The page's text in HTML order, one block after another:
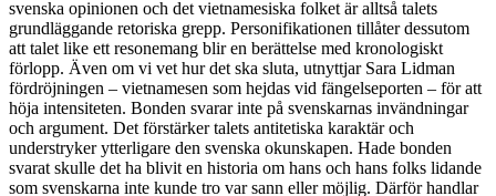
svenska opinionen och det vietnamesiska folket är alltså talets
grundläggande retoriska grepp. Personifikationen tillåter dessutom
att talet like ett resonemang blir en berättelse med kronologiskt
förlopp. Även om vi vet hur det ska sluta, utnyttjar Sara Lidman
fördröjningen – vietnamesen som hejdas vid fängelseporten – för att
höja intensiteten. Bonden svarar inte på svenskarnas invändningar
och argument. Det förstärker talets antitetiska karaktär och
understryker ytterligare den svenska okunskapen. Hade bonden
svarat skulle det ha blivit en historia om hans och hans folks lidande
som svenskarna inte kunde tro var sann eller möjlig. Därför handlar